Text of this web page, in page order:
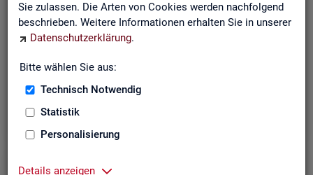
Sie zulassen. Die Arten von Cookies werden nachfolgend
beschrieben. Weitere Informationen erhalten Sie in unserer
Datenschutzerklärung.
Bitte wählen Sie aus:
Technisch Notwendig
Statistik
Personalisierung
Details anzeigen
Me­tho­di­sche Hin­wei­se
Hintergrundinformationen und methodische Hinweise
zu den Fachstatistiken und weiteren Themen, z. B. zur